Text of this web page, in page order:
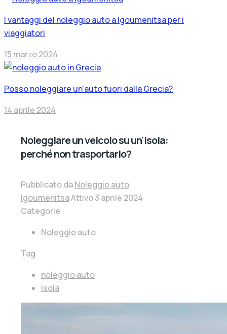
I vantaggi del noleggio auto a Igoumenitsa per i
viaggiatori
15 marzo 2024
Posso noleggiare un'auto fuori dalla Grecia?
14 aprile 2024
Noleggiare un veicolo su un'isola:
perché non trasportarlo?
Pubblicato daNoleggio auto
IgoumenitsaAttivo3 aprile 2024
Categorie
Noleggio auto
Tag
noleggio auto
Isola